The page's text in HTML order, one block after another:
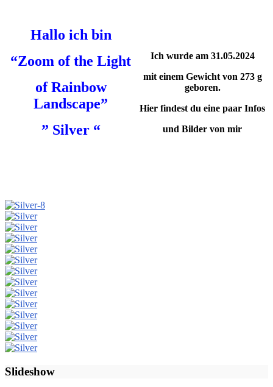
Hallo ich bin
“Zoom of the Light
of Rainbow
Landscape”
” Silver “
Ich wurde am 31.05.2024
mit einem Gewicht von 273 g
geboren.
Hier findest du eine paar Infos
und Bilder von mir
Slideshow